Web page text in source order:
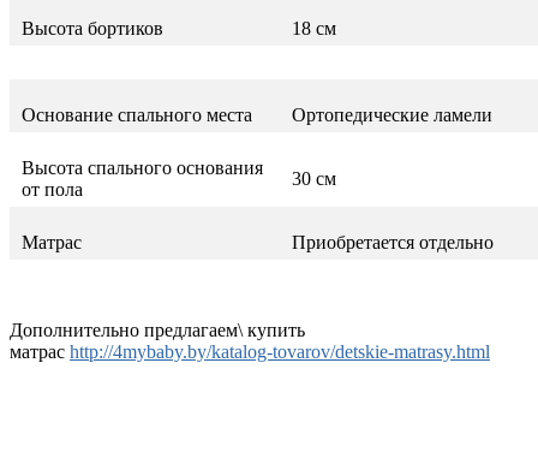
Высота бортиков 18 см
Основание спального места Ортопедические ламели
Высота спального основания
от пола
30 см
Матрас Приобретается отдельно
Дополнительно предлагаем\ купить
матрас http://4mybaby.by/katalog-tovarov/detskie-matrasy.html